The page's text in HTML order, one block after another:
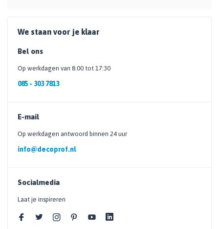
We staan voor je klaar
Bel ons
Op werkdagen van 8:00 tot 17:30
085 - 303 7813
E-mail
Op werkdagen antwoord binnen 24 uur
info@decoprof.nl
Socialmedia
Laat je inspireren